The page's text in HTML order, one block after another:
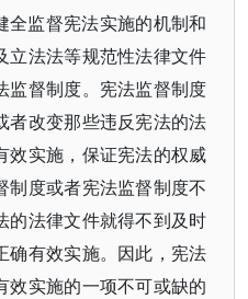
全监督宪法实施的机制和
立法法等规范性法律文件
监督制度。宪法监督制度
者改变那些违反宪法的法
效实施，保证宪法的权威
制度或者宪法监督制度不
的法律文件就得不到及时
确有效实施。因此，宪法
效实施的一项不可或缺的